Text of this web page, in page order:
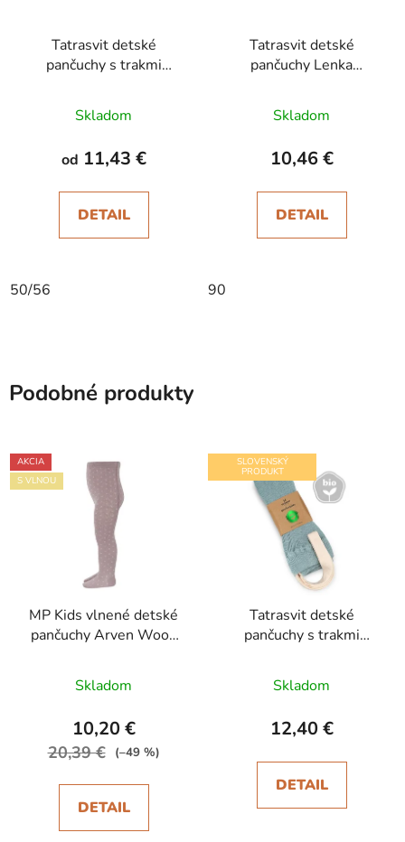
Tatrasvit detské
pančuchy s trakmi
Skladom
od 11,43 €
DETAIL
50/56
Tatrasvit detské
pančuchy Lenka
Skladom
10,46 €
DETAIL
90
Podobné produkty
AKCIA
S VLNOU
MP Kids vlnené detské
pančuchy Arven Wood
Skladom
10,20 €
20,39 € (–49 %)
DETAIL
SLOVENSKÝ
PRODUKT
Tatrasvit detské
pančuchy s trakmi
Skladom
12,40 €
DETAIL